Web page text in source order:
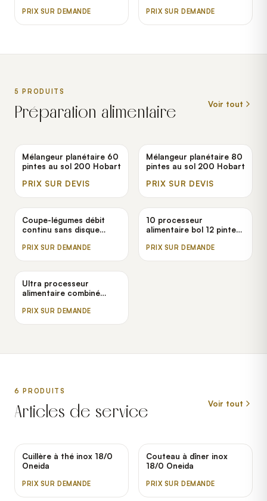
PRIX SUR DEMANDE PRIX SUR DEMANDE
5 PRODUIT S
Préparation alimentaire Voir tout
Mélangeur planétaire 60
pintes au sol 200 Hobart
PRIX SUR DEVIS
Mélangeur planétaire 80
pintes au sol 200 Hobart
PRIX SUR DEVIS
Coupe-légumes débit
continu sans disque
PRIX SUR DEMANDE
10 processeur
alimentaire bol 12 pintes
BLIXER
PRIX SUR DEMANDE
Ultra processeur
alimentaire combiné
PRIX SUR DEMANDE
6 PRODUIT S
Articles de service Voir tout
Cuillère à thé inox 18/0
Oneida
PRIX SUR DEMANDE
Couteau à dîner inox
18/0 Oneida
PRIX SUR DEMANDE